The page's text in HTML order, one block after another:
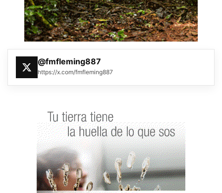
@fmfleming887
https://x.com/fmfleming887